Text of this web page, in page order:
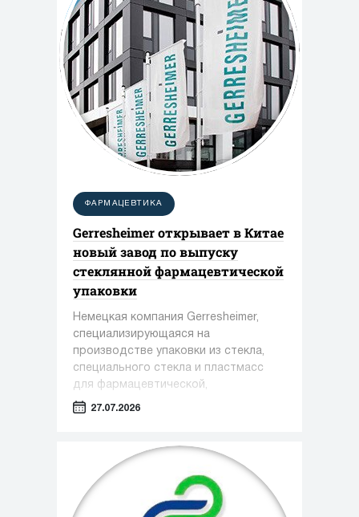
ФАРМАЦЕВТИКА
Gerresheimer открывает в Китае
новый завод по выпуску
стеклянной фармацевтической
упаковки
Немецкая компания Gerresheimer,
специализирующаяся на
производстве упаковки из стекла,
специального стекла и пластмасс
для фармацевтической,
косметической и пищевой
Чжэньцзяне (КНР)
27.07.2026